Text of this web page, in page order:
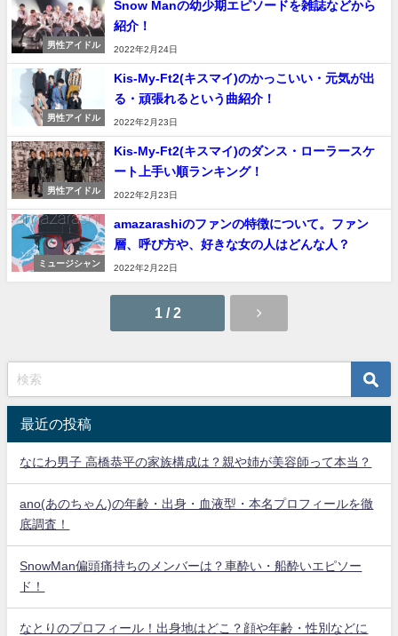
男性アイドル
Snow Manの幼少期エピソードを雑誌などから
紹介！
2022年2月24日
男性アイドル
Kis-My-Ft2(キスマイ)のかっこいい・元気が出
る・頑張れるという曲紹介！
2022年2月23日
男性アイドル
Kis-My-Ft2(キスマイ)のダンス・ローラースケ
ート上手い順ランキング！
2022年2月23日
ミュージシャン
amazarashiのファンの特徴について。ファン
層、呼び方や、好きな女の人はどんな人？
2022年2月22日
1 / 2
最近の投稿
なにわ男子 高橋恭平の家族構成は？親や姉が美容師って本当？
ano(あのちゃん)の年齢・出身・血液型・本名プロフィールを徹
底調査！
SnowMan偏頭痛持ちのメンバーは？車酔い・船酔いエピソー
ド！
なとりのプロフィール！出身地はどこ？顔や年齢・性別などに